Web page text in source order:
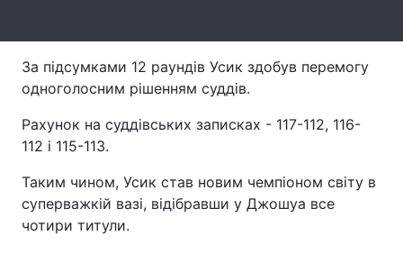
Тема оформлення
За підсумками 12 раундів Усик здобув перемогу
одноголосним рішенням суддів.
Рахунок на суддівських записках - 117-112, 116-
112 і 115-113.
Таким чином, Усик став новим чемпіоном світу в
суперважкій вазі, відібравши у Джошуа все
чотири титули.